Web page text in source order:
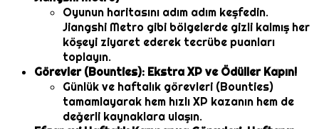
Oyunun haritasını adım adım keşfedin.
Jiangshi Metro gibi bölgelerde gizli kalmış her
köşeyi ziyaret ederek tecrübe puanları
toplayın.
Görevler (Bounties): Ekstra XP ve Ödüller Kapın!
Günlük ve haftalık görevleri (Bounties)
tamamlayarak hem hızlı XP kazanın hem de
değerli kaynaklara ulaşın.